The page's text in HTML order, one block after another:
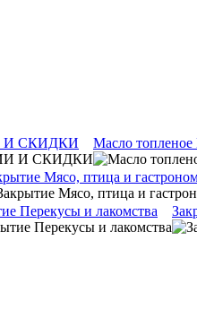
И СКИДКИ Масло
Мясо, птица и
Перекусы и лакомства